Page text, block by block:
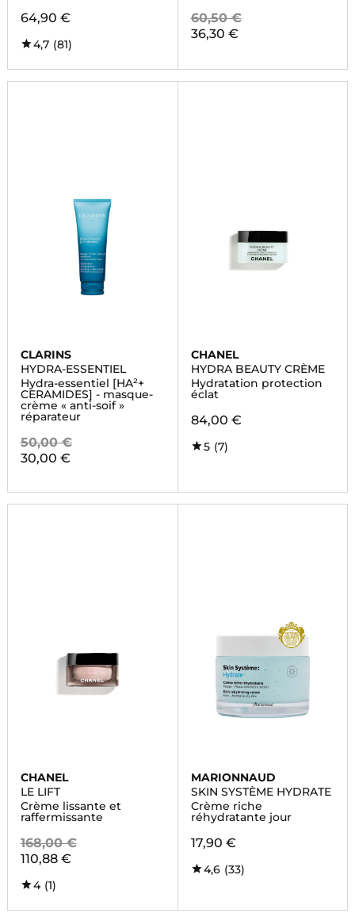
64,90 €
4,7 (81)
60,50 €
36,30 €
CLARINS
HYDRA-ESSENTIEL
Hydra-essentiel [HA²+
CERAMIDES] - masque-
crème « anti-soif »
réparateur
50,00 €
30,00 €
CHANEL
HYDRA BEAUTY CRÈME
Hydratation protection
éclat
84,00 €
5 (7)
CHANEL
LE LIFT
Crème lissante et
raffermissante
168,00 €
110,88 €
4 (1)
MARIONNAUD
SKIN SYSTÈME HYDRATE
Crème riche
réhydratante jour
17,90 €
4,6 (33)